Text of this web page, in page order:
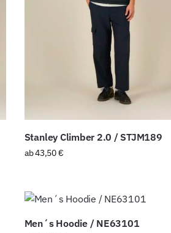
Stanley Climber 2.0 / STJM189
ab43,50€
Men´s Hoodie / NE63101